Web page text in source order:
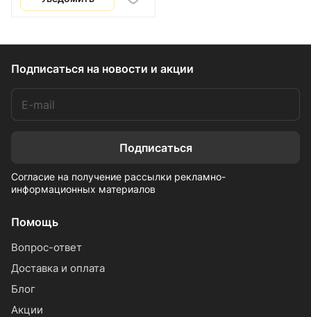
Подписаться на новости и акции
Подписаться
Согласие на получение рассылки рекламно-
информационных материалов
Помощь
Вопрос-ответ
Доставка и оплата
Блог
Акции